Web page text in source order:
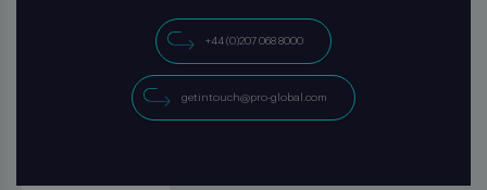
+44 (0)207 068 8000
getintouch@pro-global.com